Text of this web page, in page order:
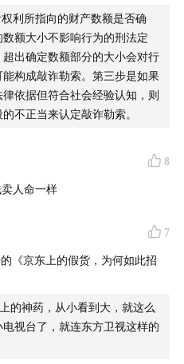
、苹果播客、网易云音
大家订阅收听🎧
利所指向的财产数额是否确
额大小不影响行为的刑法定
出确定数额部分的大小会对行
构成敲诈勒索。第三步是如果
依据但符合社会经验认知，则
不正当来认定敲诈勒索。
8
人命一样
7
《京东上的假货，为何如此招
的神药，从小看到大，就这么
视台了，就连东方卫视这样的